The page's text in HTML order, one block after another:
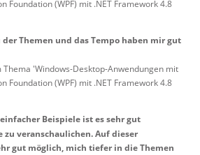
Foundation (WPF) mit .NET Framework 4.8
Themen und das Tempo haben mir gut
Thema 'Windows-Desktop-Anwendungen mit
Foundation (WPF) mit .NET Framework 4.8
Beispiele ist es sehr gut
zu veranschaulichen. Auf dieser
gut möglich, mich tiefer in die Themen